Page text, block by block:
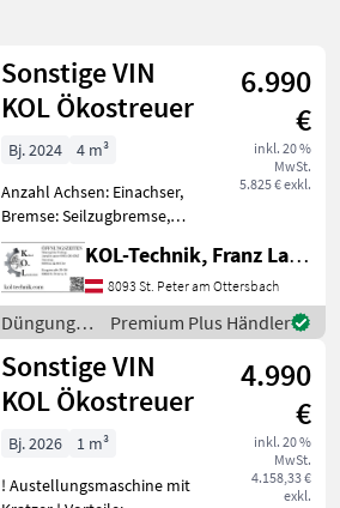
Land Filter
2
Ergebnisse
anzeigen
Sonstige VIN
KOL Ökostreuer
6.990
€
inkl. 20 %
MwSt.
5.825 € exkl.
Bj. 2024
4 m³
Anzahl Achsen: Einachser,
Bremse: Seilzugbremse,
Hydraulischer Vorschub !
Austellungsmaschine mit
Kratzer ! Daten: -
Seitenauswurf -
Hydraulische Verstellung
des
KOL-Technik, Franz Lampl-Küssner
8093 St. Peter am Ottersbach
Düngung
und
Beregnung
/ Sonstige
Premium Plus Händler
Sonstige VIN
KOL Ökostreuer
4.990
€
inkl. 20 %
MwSt.
4.158,33 €
exkl.
Bj. 2026
1 m³
! Austellungsmaschine mit